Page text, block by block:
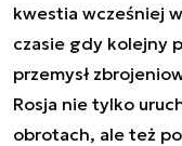
kwestia wcześniej
czasie gdy kolejny
przemysł
Rosja nie tylko
obrotach, ale też